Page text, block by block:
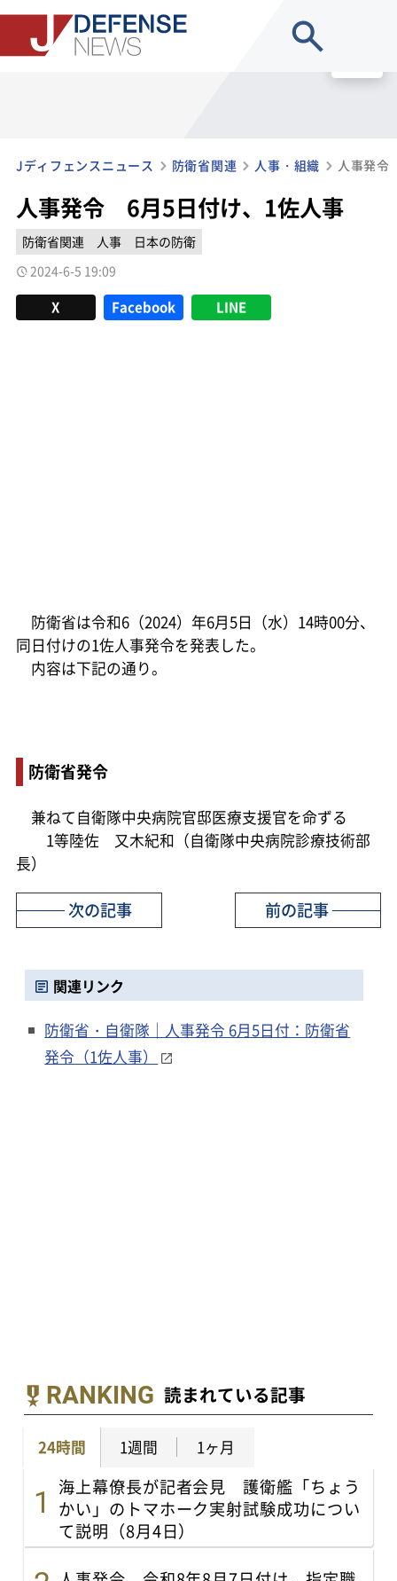
Jディフェンスニュース 防衛省関連 人事・組織 人事発
人事発令 6月5日付け、1佐人事
防衛省関連 人事
日本の防衛
2024-6-5 19:09
X Facebook LINE
防衛省は令和6（2024）年6月5日（水）14時00分、
同日付けの1佐人事発令を発表した。
内容は下記の通り。
防衛省発令
兼ねて自衛隊中央病院官邸医療支援官を命ずる
1等陸佐 又木紀和（自衛隊中央病院診療技術部
長）
前の記事
次の記事
関連リンク
防衛省・自衛隊｜人事発令 6月5日付：防衛省
発令（1佐人事）
RANKING 読まれている記事
24時間 1週間 1ヶ月
海上幕僚長が記者会見 護衛艦「ちょう
かい」のトマホーク実射試験成功につい
て説明（8月4日）